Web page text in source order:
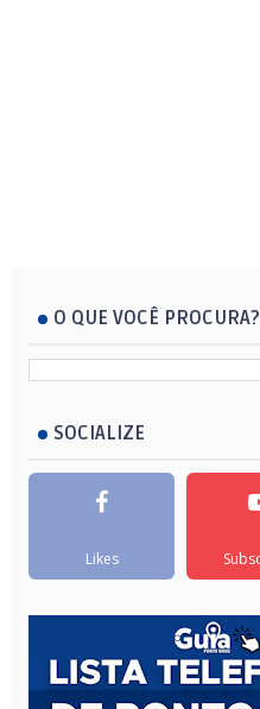
O QUE VOCÊ PROCURA?
SOCIALIZE
Likes